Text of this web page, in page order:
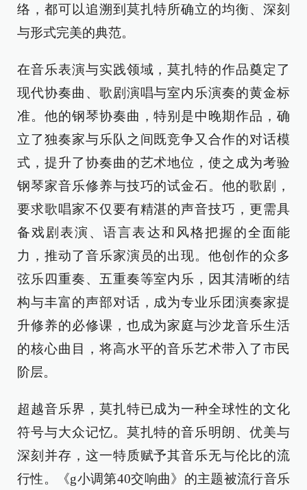
络，都可以追溯到莫扎特所确立的均衡、深刻
与形式完美的典范。
在音乐表演与实践领域，莫扎特的作品奠定了
现代协奏曲、歌剧演唱与室内乐演奏的黄金标
准。他的钢琴协奏曲，特别是中晚期作品，确
立了独奏家与乐队之间既竞争又合作的对话模
式，提升了协奏曲的艺术地位，使之成为考验
钢琴家音乐修养与技巧的试金石。他的歌剧，
要求歌唱家不仅要有精湛的声音技巧，更需具
备戏剧表演、语言表达和风格把握的全面能
力，推动了音乐家演员的出现。他创作的众多
弦乐四重奏、五重奏等室内乐，因其清晰的结
构与丰富的声部对话，成为专业乐团演奏家提
升修养的必修课，也成为家庭与沙龙音乐生活
的核心曲目，将高水平的音乐艺术带入了市民
阶层。
超越音乐界，莫扎特已成为一种全球性的文化
符号与大众记忆。莫扎特的音乐明朗、优美与
深刻并存，这一特质赋予其音乐无与伦比的流
行性。《g小调第40交响曲》的主题被流行音乐